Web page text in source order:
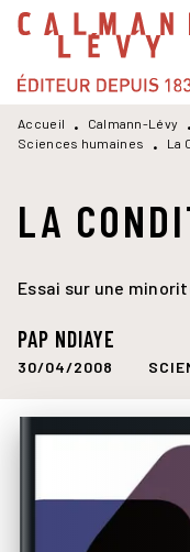
MENU
PIED DE PAGE
Accueil • Calmann-Lévy •
Sciences humaines
• La
LA
Essai sur une
PAP NDIAYE
30/04/2008